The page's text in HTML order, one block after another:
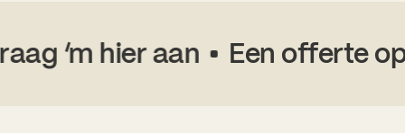
‘m hier aan Een offerte op